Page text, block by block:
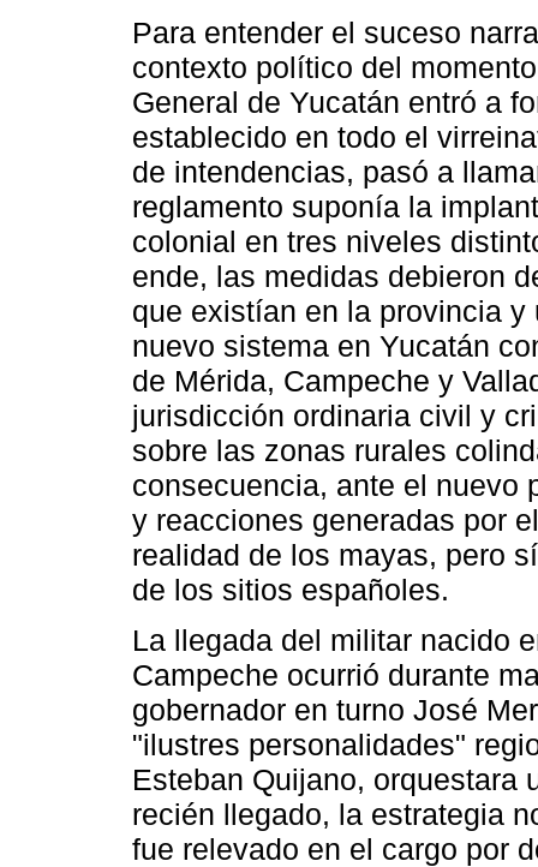
Para entender el suceso
contexto político del
General de Yucatán entró a
establecido en todo el
de intendencias, pasó a
reglamento suponía la
colonial en tres niveles
ende, las medidas debieron
que existían en la provincia
nuevo sistema en Yucatán
de Mérida, Campeche y
jurisdicción ordinaria civil y
sobre las zonas rurales
consecuencia, ante el nuevo
y reacciones generadas por
realidad de los mayas, pero
de los sitios españoles.
La llegada del militar nacido
Campeche ocurrió durante
gobernador en turno José
"ilustres personalidades"
Esteban Quijano, orquestara
recién llegado, la estrategia
fue relevado en el cargo por